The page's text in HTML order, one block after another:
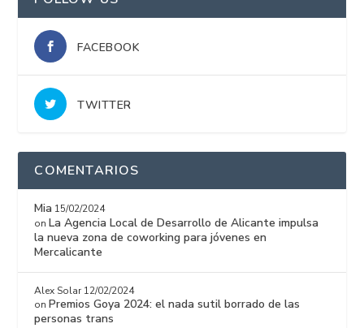
FACEBOOK
TWITTER
COMENTARIOS
Mia 15/02/2024
onLa Agencia Local de Desarrollo de Alicante impulsa
la nueva zona de coworking para jóvenes en
Mercalicante
Alex Solar 12/02/2024
onPremios Goya 2024: el nada sutil borrado de las
personas trans